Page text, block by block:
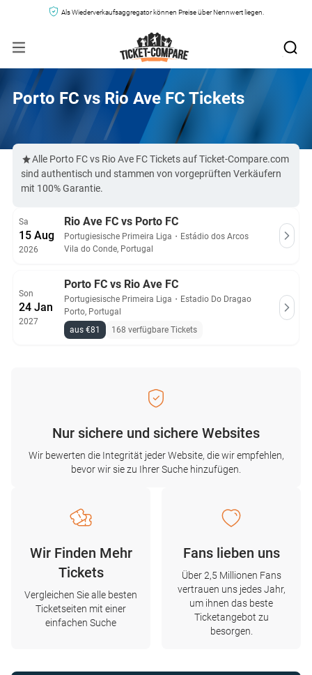
Als Wiederverkaufsaggregator können Preise über Nennwert liegen.
Porto FC vs Rio Ave FC Tickets
Alle Porto FC vs Rio Ave FC Tickets auf Ticket-Compare.com
sind authentisch und stammen von vorgeprüften Verkäufern
mit 100% Garantie.
Sa
15 Aug
2026
Rio Ave FC vs Porto FC
Portugiesische Primeira Liga ・ Estádio dos Arcos
Vila do Conde, Portugal
Son
24 Jan
2027
Porto FC vs Rio Ave FC
Portugiesische Primeira Liga ・ Estadio Do Dragao
Porto, Portugal
aus €81
168 verfügbare Tickets
Nur sichere und sichere Websites
Wir bewerten die Integrität jeder Website, die wir empfehlen,
bevor wir sie zu Ihrer Suche hinzufügen.
Wir Finden Mehr
Tickets
Vergleichen Sie alle besten
Ticketseiten mit einer
einfachen Suche
Fans lieben uns
Über 2,5 Millionen Fans
vertrauen uns jedes Jahr,
um ihnen das beste
Ticketangebot zu
besorgen.